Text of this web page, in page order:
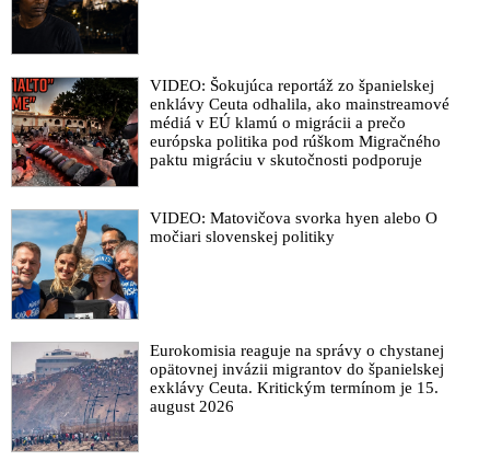
VIDEO: Šokujúca reportáž zo španielskej
enklávy Ceuta odhalila, ako mainstreamové
médiá v EÚ klamú o migrácii a prečo
európska politika pod rúškom Migračného
paktu migráciu v skutočnosti podporuje
VIDEO: Matovičova svorka hyen alebo O
močiari slovenskej politiky
Eurokomisia reaguje na správy o chystanej
opätovnej invázii migrantov do španielskej
exklávy Ceuta. Kritickým termínom je 15.
august 2026